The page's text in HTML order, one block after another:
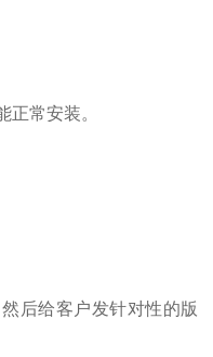
常安装。
后给客户发针对性的版